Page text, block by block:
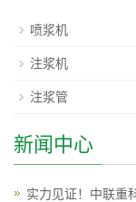
喷浆机
注浆机
注浆管
新闻中心
实力见证！中联重